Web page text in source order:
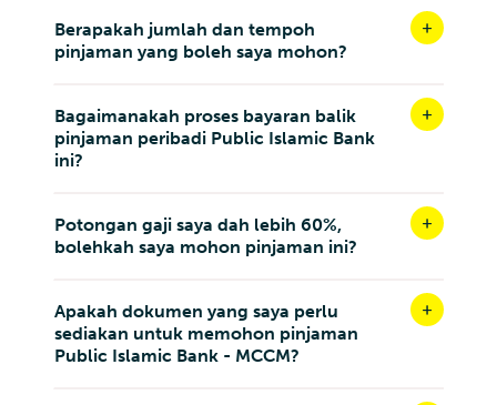
Berapakah jumlah dan tempoh
pinjaman yang boleh saya mohon?
Bagaimanakah proses bayaran balik
pinjaman peribadi Public Islamic Bank
ini?
Potongan gaji saya dah lebih 60%,
bolehkah saya mohon pinjaman ini?
Apakah dokumen yang saya perlu
sediakan untuk memohon pinjaman
Public Islamic Bank - MCCM?